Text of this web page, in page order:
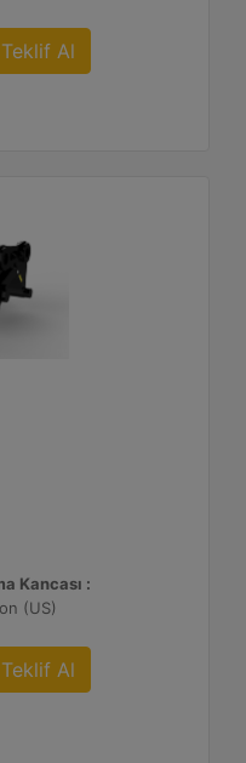
Teklif Al
Kancası :
(US)
Teklif Al